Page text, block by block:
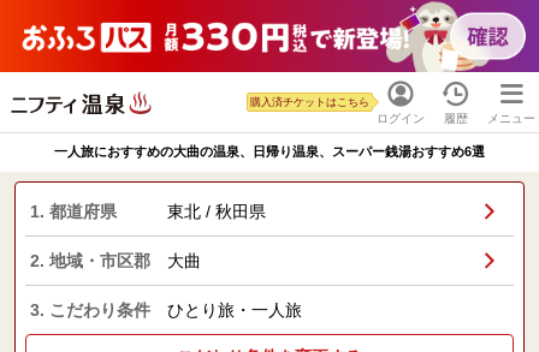
ログイン
購入済チケットはこちら
履歴 メニュー
一人旅におすすめの大曲の温泉、日帰り温泉、スーパー銭湯おすすめ6選
1. 都道府県 東北 / 秋田県
2. 地域・市区郡 大曲
3. こだわり条件 ひとり旅・一人旅